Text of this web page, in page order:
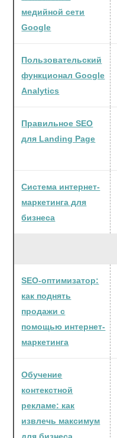
медийной сети
Google
Пользовательский
функционал Google
Analytics
Правильное SEO
для Landing Page
Система интернет-
маркетинга для
бизнеса
SEO-оптимизатор:
как поднять
продажи с
помощью интернет-
маркетинга
Обучение
контекстной
рекламе: как
извлечь максимум